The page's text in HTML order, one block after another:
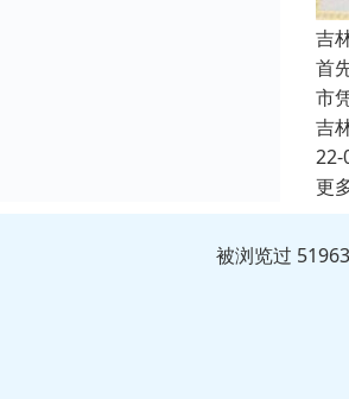
吉
首
市
吉
22-
更
被浏览过